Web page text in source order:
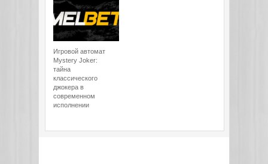
Игровой автомат
Mystery Joker:
тайна
классического
джокера в
современном
исполнении